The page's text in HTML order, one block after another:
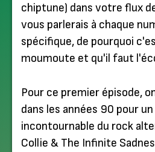
chiptune) dans votre flux
vous parlerais à chaque
spécifique, de pourquoi
moumoute et qu'il faut
Pour ce premier épisode,
dans les années 90 pour
incontournable du rock
Collie & The Infinite